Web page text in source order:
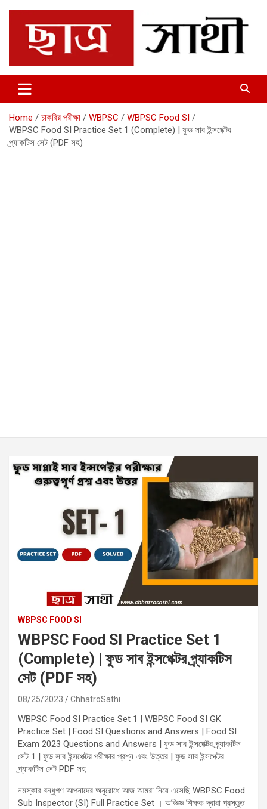
content
Chhatrosathi
Home চাকরির পরীক্ষা WBPSC
WBPSC Food SI
WBPSC Food SI Practice Set 1 (Complete) | ফুড সাব ইন্সপেক্টর
প্র্যাকটিস সেট (PDF সহ)
WBPSC FOOD SI
WBPSC Food SI Practice Set 1
(Complete) | ফুড সাব ইন্সপেক্টর প্র্যাকটিস
সেট (PDF সহ)
08/25/2023 ChhatroSathi
WBPSC Food SI Practice Set 1 | WBPSC Food SI GK
Practice Set | Food SI Questions and Answers | Food SI
Exam 2023 Questions and Answers | ফুড সাব ইন্সপেক্টর প্র্যাকটিস
সেট 1 | ফুড সাব ইন্সপেক্টর পরীক্ষার প্রশ্ন এবং উত্তর | ফুড সাব ইন্সপেক্টর
প্র্যাকটিস সেট PDF সহ
নমস্কার বন্ধুগণ আপনাদের অনুরোধে আজ আমরা নিয়ে এসেছি WBPSC Food
Sub Inspector (SI) Full Practice Set । অভিজ্ঞ শিক্ষক দ্বারা প্রস্তুত